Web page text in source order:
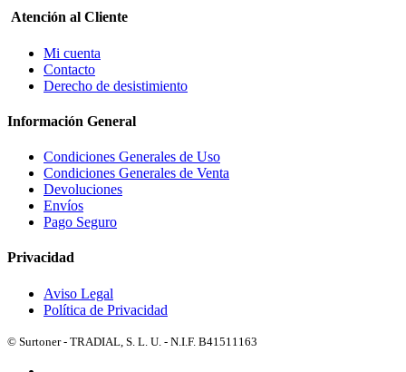
Atención al Cliente
Mi cuenta
Contacto
Derecho de desistimiento
Información General
Condiciones Generales de Uso
Condiciones Generales de Venta
Devoluciones
Envíos
Pago Seguro
Privacidad
Aviso Legal
Política de Privacidad
© Surtoner - TRADIAL, S. L. U. - N.I.F. B41511163